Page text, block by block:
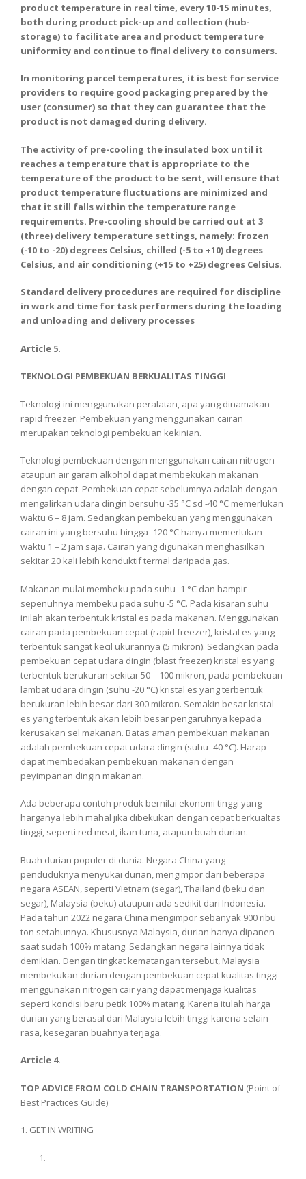
product temperature in real time, every 10-15 minutes,
both during product pick-up and collection (hub-
storage) to facilitate area and product temperature
uniformity and continue to final delivery to consumers.
In monitoring parcel temperatures, it is best for service
providers to require good packaging prepared by the
user (consumer) so that they can guarantee that the
product is not damaged during delivery.
The activity of pre-cooling the insulated box until it
reaches a temperature that is appropriate to the
temperature of the product to be sent, will ensure that
product temperature fluctuations are minimized and
that it still falls within the temperature range
requirements. Pre-cooling should be carried out at 3
(three) delivery temperature settings, namely: frozen
(-10 to -20) degrees Celsius, chilled (-5 to +10) degrees
Celsius, and air conditioning (+15 to +25) degrees Celsius.
Standard delivery procedures are required for discipline
in work and time for task performers during the loading
and unloading and delivery processes
Article 5.
TEKNOLOGI PEMBEKUAN BERKUALITAS TINGGI
Teknologi ini menggunakan peralatan, apa yang dinamakan
rapid freezer. Pembekuan yang menggunakan cairan
merupakan teknologi pembekuan kekinian.
Teknologi pembekuan dengan menggunakan cairan nitrogen
ataupun air garam alkohol dapat membekukan makanan
dengan cepat. Pembekuan cepat sebelumnya adalah dengan
mengalirkan udara dingin bersuhu -35 °C sd -40 °C memerlukan
waktu 6 – 8 jam. Sedangkan pembekuan yang menggunakan
cairan ini yang bersuhu hingga -120 °C hanya memerlukan
waktu 1 – 2 jam saja. Cairan yang digunakan menghasilkan
sekitar 20 kali lebih konduktif termal daripada gas.
Makanan mulai membeku pada suhu -1 °C dan hampir
sepenuhnya membeku pada suhu -5 °C. Pada kisaran suhu
inilah akan terbentuk kristal es pada makanan. Menggunakan
cairan pada pembekuan cepat (rapid freezer), kristal es yang
terbentuk sangat kecil ukurannya (5 mikron). Sedangkan pada
pembekuan cepat udara dingin (blast freezer) kristal es yang
terbentuk berukuran sekitar 50 – 100 mikron, pada pembekuan
lambat udara dingin (suhu -20 °C) kristal es yang terbentuk
berukuran lebih besar dari 300 mikron. Semakin besar kristal
es yang terbentuk akan lebih besar pengaruhnya kepada
kerusakan sel makanan. Batas aman pembekuan makanan
adalah pembekuan cepat udara dingin (suhu -40 °C). Harap
dapat membedakan pembekuan makanan dengan
peyimpanan dingin makanan.
Ada beberapa contoh produk bernilai ekonomi tinggi yang
harganya lebih mahal jika dibekukan dengan cepat berkualtas
tinggi, seperti red meat, ikan tuna, atapun buah durian.
Buah durian populer di dunia. Negara China yang
penduduknya menyukai durian, mengimpor dari beberapa
negara ASEAN, seperti Vietnam (segar), Thailand (beku dan
segar), Malaysia (beku) ataupun ada sedikit dari Indonesia.
Pada tahun 2022 negara China mengimpor sebanyak 900 ribu
ton setahunnya. Khususnya Malaysia, durian hanya dipanen
saat sudah 100% matang. Sedangkan negara lainnya tidak
demikian. Dengan tingkat kematangan tersebut, Malaysia
membekukan durian dengan pembekuan cepat kualitas tinggi
menggunakan nitrogen cair yang dapat menjaga kualitas
seperti kondisi baru petik 100% matang. Karena itulah harga
durian yang berasal dari Malaysia lebih tinggi karena selain
rasa, kesegaran buahnya terjaga.
Article 4.
TOP ADVICE FROM COLD CHAIN TRANSPORTATION (Point of
Best Practices Guide)
1. GET IN WRITING